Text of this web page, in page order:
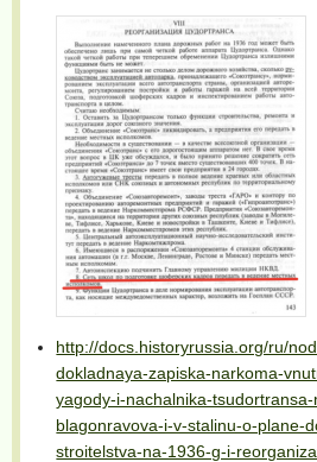
http://docs.historyrussia.org/ru/
dokladnaya-zapiska-narkoma-
yagody-i-nachalnika-
blagonravova-i-v-stalinu-o-plane-
stroitelstva-na-1936-g-i-